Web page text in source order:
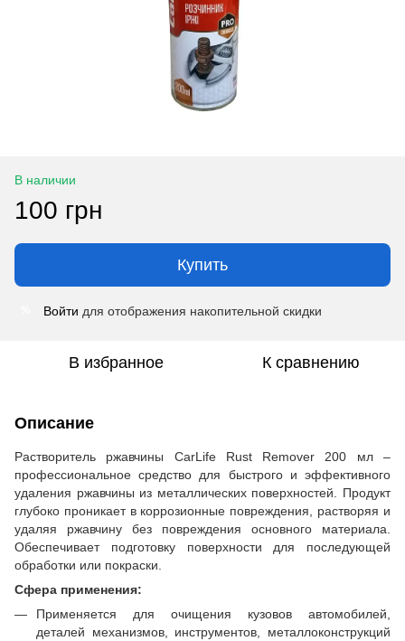
В наличии
100 грн
Купить
Войти для отображения накопительной скидки
В избранное К сравнению
Описание
Растворитель ржавчины CarLife Rust Remover 200 мл –
профессиональное средство для быстрого и эффективного
удаления ржавчины из металлических поверхностей. Продукт
глубоко проникает в коррозионные повреждения, растворяя и
удаляя ржавчину без повреждения основного материала.
Обеспечивает подготовку поверхности для последующей
обработки или покраски.
Сфера применения:
Применяется для очищения кузовов автомобилей,
деталей механизмов, инструментов, металлоконструкций